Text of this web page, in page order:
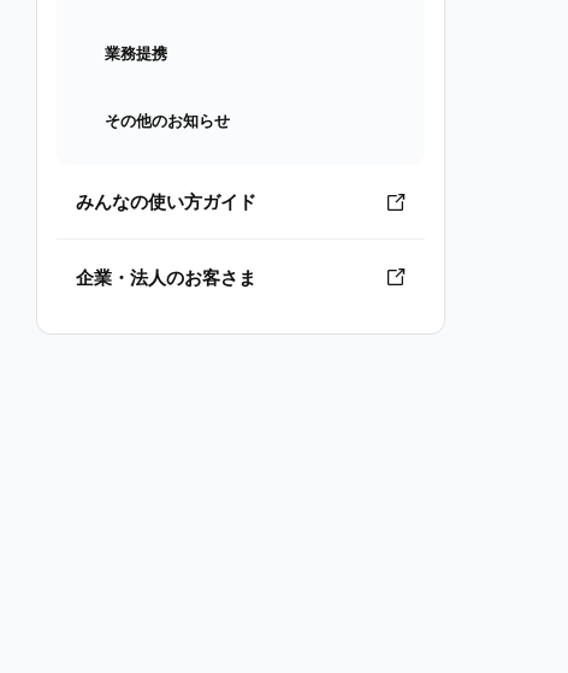
業務提携
その他のお知らせ
みんなの使い方ガイド
企業・法人のお客さま